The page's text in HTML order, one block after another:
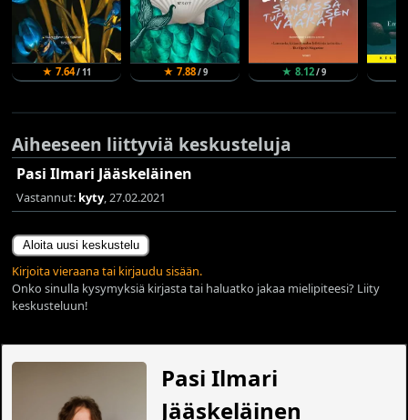
★ 7.64/ 11 ★ 7.88/ 9 ★ 8.12/ 9
Aiheeseen liittyviä keskusteluja
Pasi Ilmari Jääskeläinen
Vastannut: kyty, 27.02.2021
Aloita uusi keskustelu
Kirjoita vieraana tai kirjaudu sisään.
Onko sinulla kysymyksiä kirjasta tai haluatko jakaa mielipiteesi? Liity
keskusteluun!
Pasi Ilmari
Jääskeläinen